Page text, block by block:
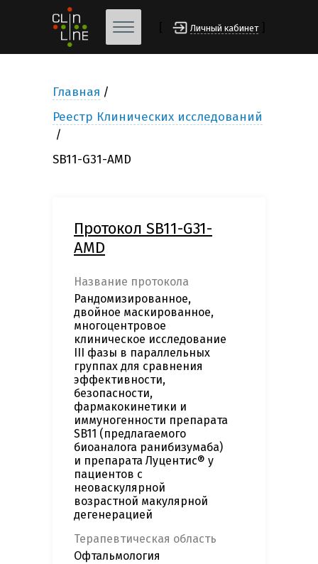
Личный кабинет
Главная
Реестр Клинических исследований
SB11-G31-AMD
Протокол SB11-G31-
AMD
Название протокола
Рандомизированное,
двойное маскированное,
многоцентровое
клиническое исследование
III фазы в параллельных
группах для сравнения
эффективности,
безопасности,
фармакокинетики и
иммуногенности препарата
SB11 (предлагаемого
биоаналога ранибизумаба)
и препарата Луцентис® у
пациентов с
неоваскулярной
возрастной макулярной
дегенерацией
Терапевтическая область
Офтальмология